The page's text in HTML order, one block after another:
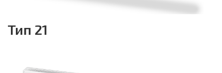
Тип 21